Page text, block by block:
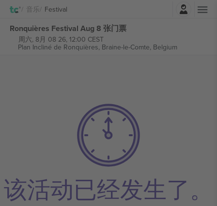
音乐 Festival
Ronquières Festival Aug 8 张门票
周六, 8月 08 26, 12:00 CEST
Plan Incliné de Ronquières, Braine-le-Comte, Belgium
该活动已经发生了。